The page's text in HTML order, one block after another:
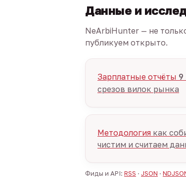
Данные и
NeArbiHunter — не
публикуем открыто.
Зарплатные отчёты 9
срезов вилок рынка
Методология как
чистим и считаем
Фиды и API: RSS · JSON ·